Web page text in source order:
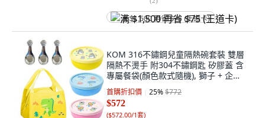
满 $1,500 再省 $75 (王道卡)
KOM 316不鏽鋼兒童隔熱碗套裝 雙層
隔熱不燙手 附304不鏽鋼匙 矽膠蓋 含
專屬餐袋(顏色款式隨機), 獅子 + 企鵝
+ 鯨魚, 隔熱碗 + 上蓋 + 便當袋 + 平底
匙3支, 1組
首購折扣價 25%$772
$572
($572.00/1套)